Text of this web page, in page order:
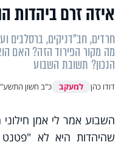
איזה זרם ביהדות
חרדים, חב"דניקים, ברסלבים
מה מקור הפירוד הזה? האם
הנכון? תשובת השבוע
דודו כהן למעקב כ"ב חשון
השבוע אמר לי אמן
שהיהדות היא לא "פטנט